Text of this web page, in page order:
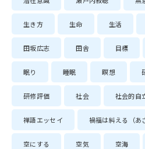
生き方 生命 生活
田坂広志 田舎 目標
眠り 睡眠 瞑想
研修評価 社会 社会的自
禅語エッセイ 禍福は糾える（あ
空にする 空気 空海